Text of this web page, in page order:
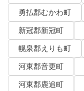
勇払郡むかわ町
新冠郡新冠町
幌泉郡えりも町
河東郡音更町
河東郡鹿追町